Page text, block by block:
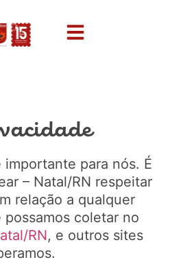
para nós. É
– Natal/RN respeitar
relação a qualquer
coletar no
RN, e outros sites